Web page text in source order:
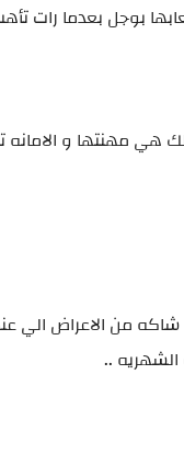
بوجل بعدما رات
هي مهنتها و
شاكه من الاعراض
..